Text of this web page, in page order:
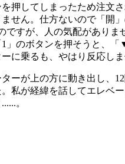
を押してしまったため注文
せん。仕方ないので「開
ですが、人の気配がありま
1」のボタンを押そうと、
に乗るも、やはり反応しま
ーが上の方に動き出し、
私が経緯を話してエレベ
。